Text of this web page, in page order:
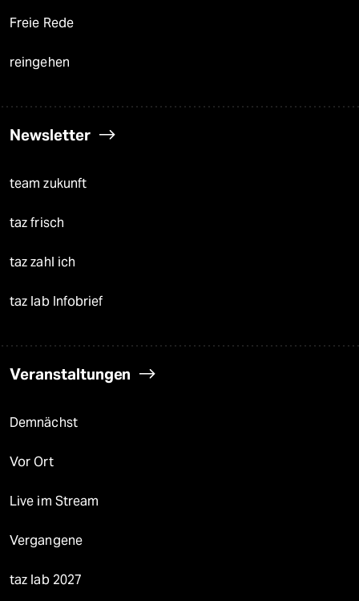
Freie Rede
reingehen
Newsletter
team zukunft
taz frisch
taz zahl ich
taz lab Infobrief
Veranstaltungen
Demnächst
Vor Ort
Live im Stream
Vergangene
taz lab 2027